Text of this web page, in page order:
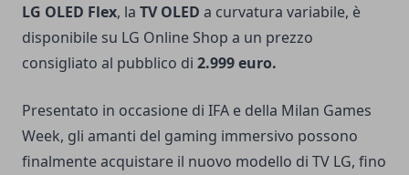
LG OLED Flex, la TV OLED a curvatura variabile, è
disponibile su LG Online Shop a un prezzo
consigliato al pubblico di 2.999 euro.
Presentato in occasione di IFA e della Milan Games
Week, gli amanti del gaming immersivo possono
finalmente acquistare il nuovo modello di TV LG, fino